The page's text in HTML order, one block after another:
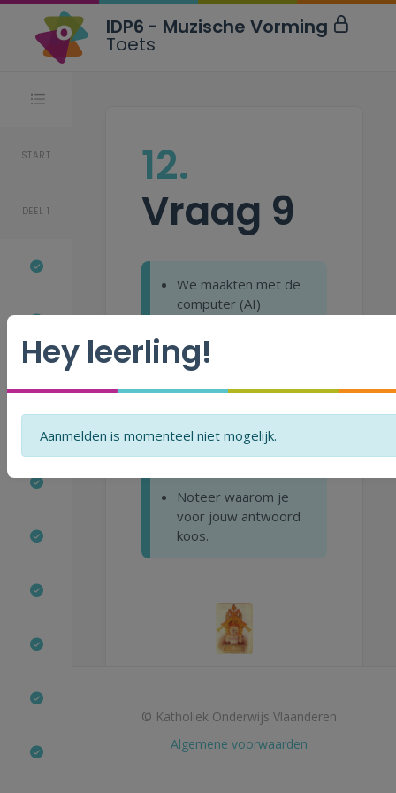
START
DEEL 1
12.
Vraag 9
We maakten met de
computer (AI)
schilderijen. Voor
welk schilderij
voor De hut op
kippenpoten?
Noteer waarom je
voor jouw antwoord
koos.
© Katholiek Onderwijs Vlaanderen
Algemene voorwaarden
IDP6 - Muzische Vorming
Toets
Hey leerling!
Aanmelden is momenteel niet mogelijk.